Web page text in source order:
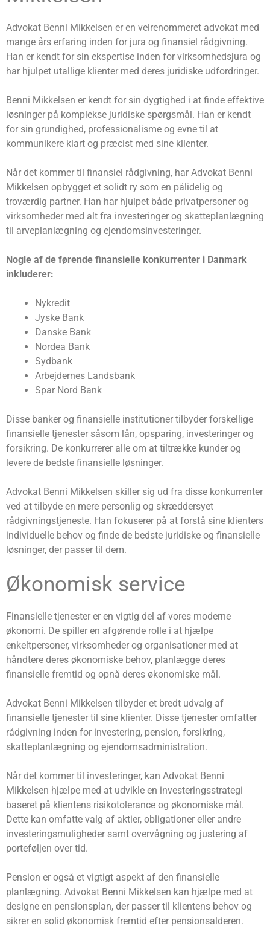
Advokat Benni Mikkelsen er en velrenommeret advokat med
mange års erfaring inden for jura og finansiel rådgivning.
Han er kendt for sin ekspertise inden for virksomhedsjura og
har hjulpet utallige klienter med deres juridiske udfordringer.
Benni Mikkelsen er kendt for sin dygtighed i at finde effektive
løsninger på komplekse juridiske spørgsmål. Han er kendt
for sin grundighed, professionalisme og evne til at
kommunikere klart og præcist med sine klienter.
Når det kommer til finansiel rådgivning, har Advokat Benni
Mikkelsen opbygget et solidt ry som en pålidelig og
troværdig partner. Han har hjulpet både privatpersoner og
virksomheder med alt fra investeringer og skatteplanlægning
til arveplanlægning og ejendomsinvesteringer.
Nogle af de førende finansielle konkurrenter i Danmark
inkluderer:
Nykredit
Jyske Bank
Danske Bank
Nordea Bank
Sydbank
Arbejdernes Landsbank
Spar Nord Bank
Disse banker og finansielle institutioner tilbyder forskellige
finansielle tjenester såsom lån, opsparing, investeringer og
forsikring. De konkurrerer alle om at tiltrække kunder og
levere de bedste finansielle løsninger.
Advokat Benni Mikkelsen skiller sig ud fra disse konkurrenter
ved at tilbyde en mere personlig og skræddersyet
rådgivningstjeneste. Han fokuserer på at forstå sine klienters
individuelle behov og finde de bedste juridiske og finansielle
løsninger, der passer til dem.
Økonomisk service
Finansielle tjenester er en vigtig del af vores moderne
økonomi. De spiller en afgørende rolle i at hjælpe
enkeltpersoner, virksomheder og organisationer med at
håndtere deres økonomiske behov, planlægge deres
finansielle fremtid og opnå deres økonomiske mål.
Advokat Benni Mikkelsen tilbyder et bredt udvalg af
finansielle tjenester til sine klienter. Disse tjenester omfatter
rådgivning inden for investering, pension, forsikring,
skatteplanlægning og ejendomsadministration.
Når det kommer til investeringer, kan Advokat Benni
Mikkelsen hjælpe med at udvikle en investeringsstrategi
baseret på klientens risikotolerance og økonomiske mål.
Dette kan omfatte valg af aktier, obligationer eller andre
investeringsmuligheder samt overvågning og justering af
porteføljen over tid.
Pension er også et vigtigt aspekt af den finansielle
planlægning. Advokat Benni Mikkelsen kan hjælpe med at
designe en pensionsplan, der passer til klientens behov og
sikrer en solid økonomisk fremtid efter pensionsalderen.